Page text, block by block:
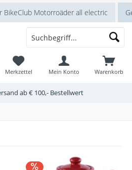
BikeClub Motorroäder all electric
ab € 100,- Bestellwert
Warenkorb
Merkzettel Mein Konto